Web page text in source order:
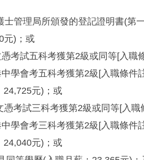
士管理局所頒發的登記證明書(第
元)；或
考試五科考獲第2級或同等[入
學會考五科考獲第2級[入職條件
24,725元)；或
憑考試三科考獲第2級或同等[入
學會考三科考獲第2級[入職條件
24,040元)；或